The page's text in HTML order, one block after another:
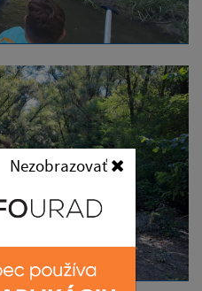
Nezobrazovať